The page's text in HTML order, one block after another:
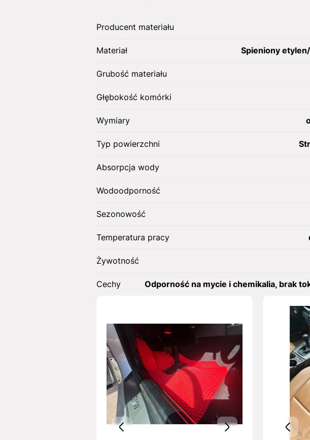
Producent materiału
Materiał Spieniony
Grubość materiału
Głębokość komórki
Wymiary
Typ powierzchni
Absorpcja wody
Wodoodporność
Sezonowość
Temperatura pracy
Żywotność
Cechy Odporność na mycie i chemikalia, brak